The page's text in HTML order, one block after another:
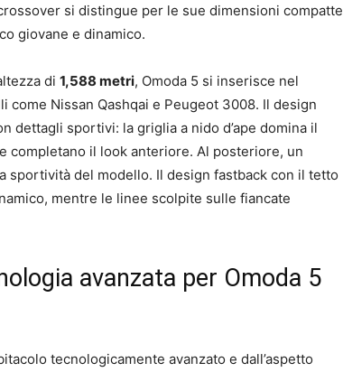
si distingue per le sue dimensioni compatte
giovane e dinamico.
di 1,588 metri, Omoda 5 si inserisce nel
come Nissan Qashqai e Peugeot 3008. Il design
dettagli sportivi: la griglia a nido d’ape domina il
completano il look anteriore. Al posteriore, un
sportività del modello. Il design fastback con il tetto
mentre le linee scolpite sulle fiancate
avanzata per Omoda 5
tecnologicamente avanzato e dall’aspetto